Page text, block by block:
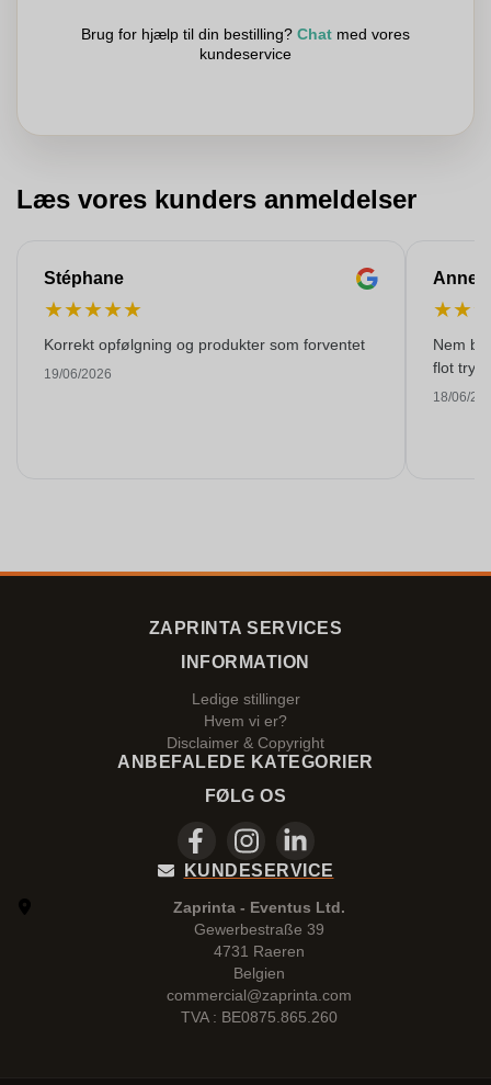
Brug for hjælp til din bestilling? Chat med vores
kundeservice
Læs vores kunders anmeldelser
Stéphane
★★★★★
Korrekt opfølgning og produkter som forventet
19/06/2026
Anne-
★★
Nem
flot tryk!
18/06/
ZAPRINTA SERVICES
INFORMATION
Ledige stillinger
Hvem vi er?
Disclaimer & Copyright
ANBEFALEDE KATEGORIER
FØLG OS
KUNDESERVICE
Zaprinta - Eventus Ltd.
Gewerbestraße 39
4731 Raeren
Belgien
commercial@zaprinta.com
TVA : BE0875.865.260